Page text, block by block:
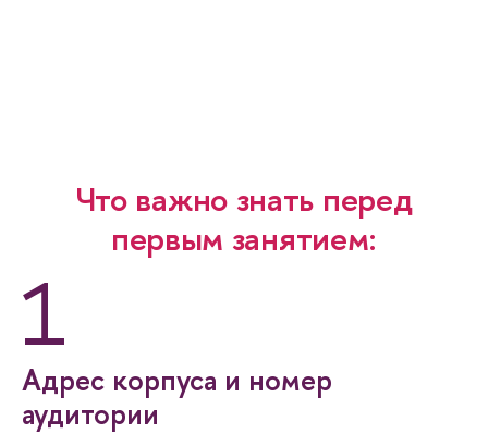
Что важно знать перед
первым занятием:
1
Адрес корпуса и номер
аудитории